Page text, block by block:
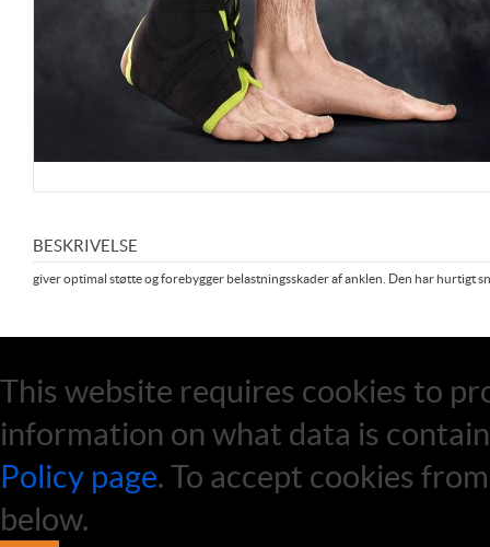
BESKRIVELSE
giver optimal støtte og forebygger belastningsskader af anklen. Den har hurtigt
This website requires cookies to
information on what data is
Policy page. To accept cookies
below.